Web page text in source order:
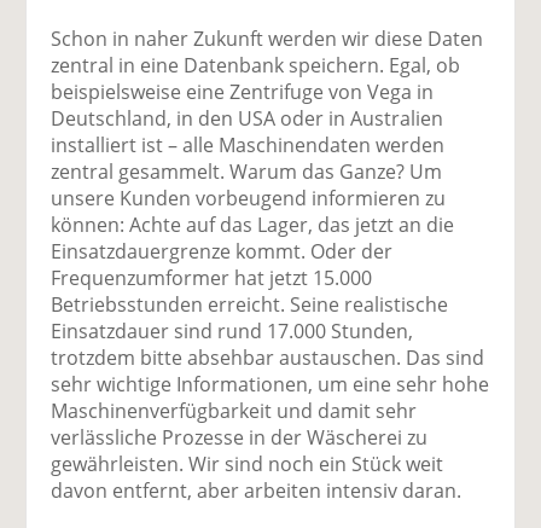
Schon in naher Zukunft werden wir diese Daten
zentral in eine Datenbank speichern. Egal, ob
beispielsweise eine Zentrifuge von Vega in
Deutschland, in den USA oder in Australien
installiert ist – alle Maschinendaten werden
zentral gesammelt. Warum das Ganze? Um
unsere Kunden vorbeugend informieren zu
können: Achte auf das Lager, das jetzt an die
Einsatzdauergrenze kommt. Oder der
Frequenzumformer hat jetzt 15.000
Betriebsstunden erreicht. Seine realistische
Einsatzdauer sind rund 17.000 Stunden,
trotzdem bitte absehbar austauschen. Das sind
sehr wichtige Informationen, um eine sehr hohe
Maschinenverfügbarkeit und damit sehr
verlässliche Prozesse in der Wäscherei zu
gewährleisten. Wir sind noch ein Stück weit
davon entfernt, aber arbeiten intensiv daran.